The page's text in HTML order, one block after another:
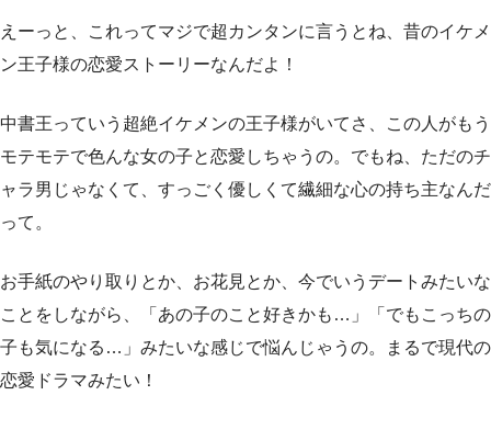
えーっと、これってマジで超カンタンに言うとね、昔のイケメ
ン王子様の恋愛ストーリーなんだよ！
中書王っていう超絶イケメンの王子様がいてさ、この人がもう
モテモテで色んな女の子と恋愛しちゃうの。でもね、ただのチ
ャラ男じゃなくて、すっごく優しくて繊細な心の持ち主なんだ
って。
お手紙のやり取りとか、お花見とか、今でいうデートみたいな
ことをしながら、「あの子のこと好きかも…」「でもこっちの
子も気になる…」みたいな感じで悩んじゃうの。まるで現代の
恋愛ドラマみたい！